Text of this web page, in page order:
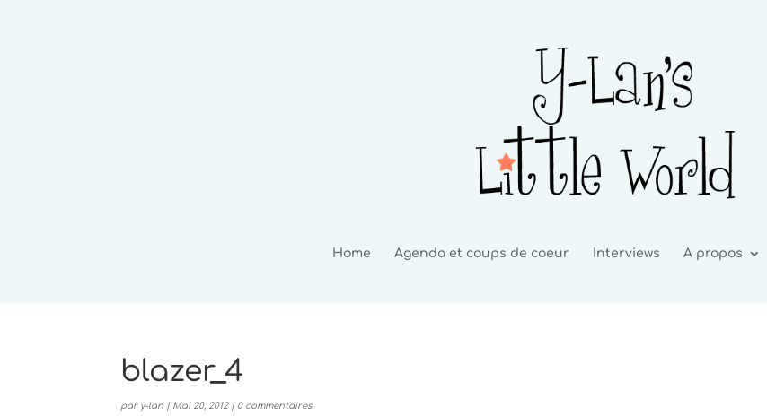
Home Agenda et coups de coeur Interviews A propos
blazer_4
par y-lan | Mai 20, 2012| 0 commentaires